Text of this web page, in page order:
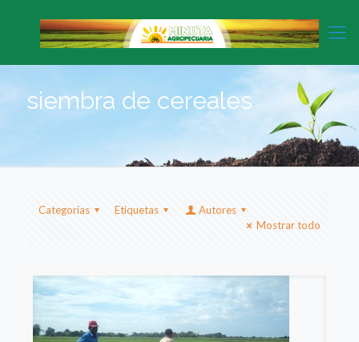
siembra de cereales
Categorias Etiquetas
Autores
Mostrar todo